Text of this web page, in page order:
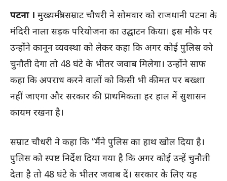
पटना । मुख्यमंत्री सम्राट चौधरी ने सोमवार को राजधानी पटना के
मंदिरी नाला सड़क परियोजना का उद्घाटन किया। इस मौके पर
उन्होंने कानून व्यवस्था को लेकर कहा कि अगर कोई पुलिस को
चुनौती देगा तो 48 घंटे के भीतर जवाब मिलेगा। उन्होंने साफ
कहा कि अपराध करने वालों को किसी भी कीमत पर बख्शा
नहीं जाएगा और सरकार की प्राथमिकता हर हाल में सुशासन
कायम रखना है।
सम्राट चौधरी ने कहा कि ”मैंने पुलिस का हाथ खोल दिया है।
पुलिस को स्पष्ट निर्देश दिया गया है कि अगर कोई उन्हें चुनौती
देता है तो 48 घंटे के भीतर जवाब दें। सरकार के लिए यह